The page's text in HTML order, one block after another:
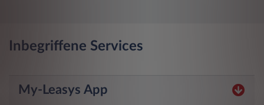
Inbegriffene Services
My-Leasys App